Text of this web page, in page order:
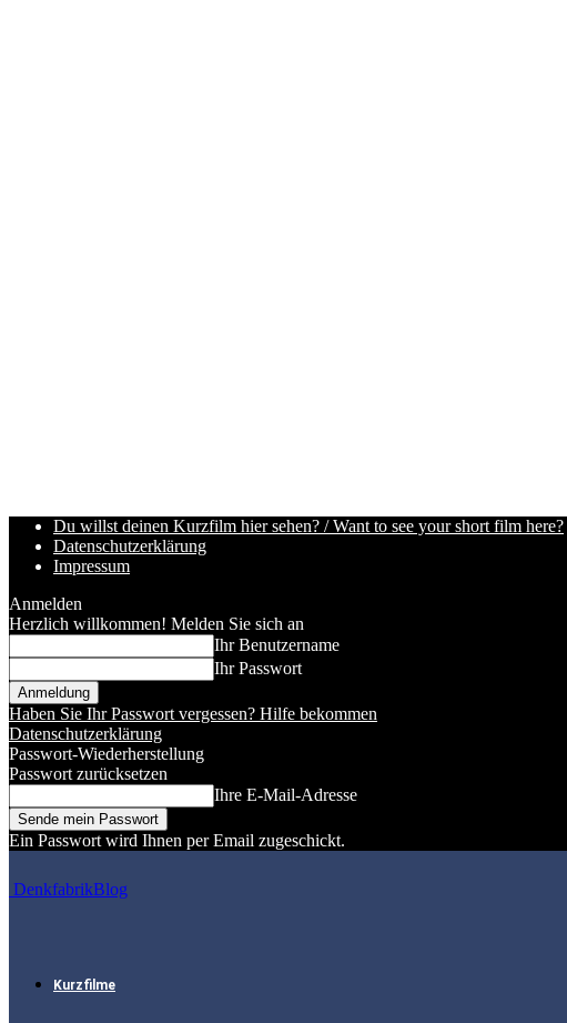
Du willst deinen Kurzfilm hier sehen? / Want to see your short film here?
Datenschutzerklärung
Impressum
Anmelden
Herzlich willkommen! Melden Sie sich an
Ihr Benutzername
Ihr Passwort
Haben Sie Ihr Passwort vergessen? Hilfe bekommen
Datenschutzerklärung
Passwort-Wiederherstellung
Passwort zurücksetzen
Ihre E-Mail-Adresse
Ein Passwort wird Ihnen per Email zugeschickt.
DenkfabrikBlog
Kurzfilme